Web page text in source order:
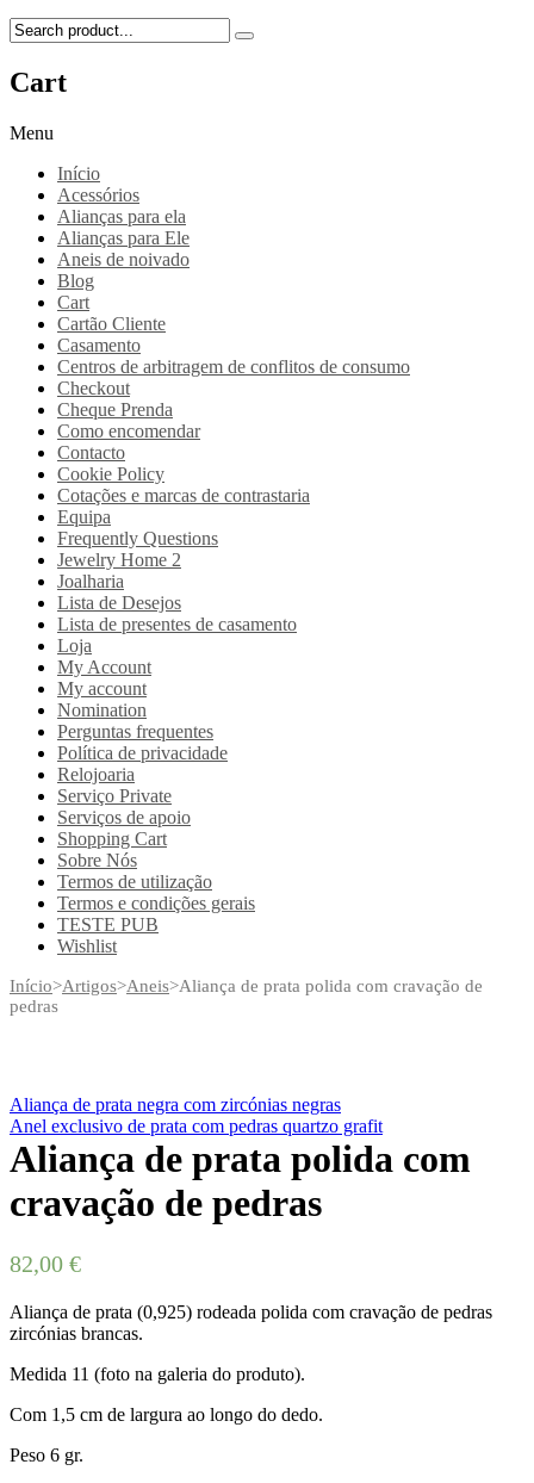
Cart
Menu
Início
Acessórios
Alianças para ela
Alianças para Ele
Aneis de noivado
Blog
Cart
Cartão Cliente
Casamento
Centros de arbitragem de conflitos de consumo
Checkout
Cheque Prenda
Como encomendar
Contacto
Cookie Policy
Cotações e marcas de contrastaria
Equipa
Frequently Questions
Jewelry Home 2
Joalharia
Lista de Desejos
Lista de presentes de casamento
Loja
My Account
My account
Nomination
Perguntas frequentes
Política de privacidade
Relojoaria
Serviço Private
Serviços de apoio
Shopping Cart
Sobre Nós
Termos de utilização
Termos e condições gerais
TESTE PUB
Wishlist
Início>Artigos>Aneis>Aliança de prata polida com cravação de
pedras
Aliança de prata negra com zircónias negras
Anel exclusivo de prata com pedras quartzo grafit
Aliança de prata polida com
cravação de pedras
82,00 €
Aliança de prata (0,925) rodeada polida com cravação de pedras
zircónias brancas.
Medida 11 (foto na galeria do produto).
Com 1,5 cm de largura ao longo do dedo.
Peso 6 gr.